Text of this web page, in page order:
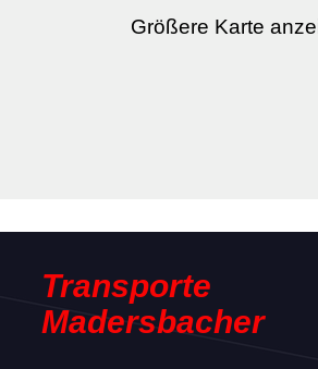
Größere Karte
Transporte
Madersbacher